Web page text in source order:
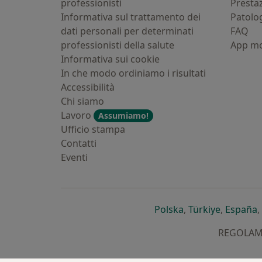
professionisti
Informativa sul trattamento dei
dati personali per determinati
professionisti della salute
Informativa sui cookie
In che modo ordiniamo i risultati
Accessibilità
Chi siamo
Lavoro
Assumiamo!
Ufficio stampa
Contatti
Eventi
FAQ
App
Polskasi apre in una
, Türkiyesi apre
, España,